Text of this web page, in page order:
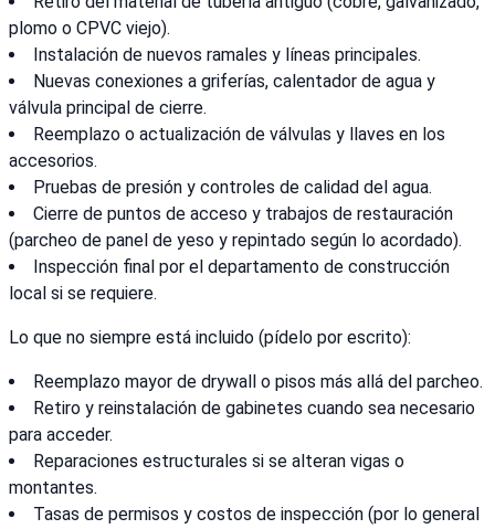
plomo o CPVC viejo).
Instalación de nuevos ramales y líneas principales.
Nuevas conexiones a griferías, calentador de agua y
válvula principal de cierre.
Reemplazo o actualización de válvulas y llaves en los
accesorios.
Pruebas de presión y controles de calidad del agua.
Cierre de puntos de acceso y trabajos de restauración
(parcheo de panel de yeso y repintado según lo acordado).
Inspección final por el departamento de construcción
local si se requiere.
Lo que no siempre está incluido (pídelo por escrito):
Reemplazo mayor de drywall o pisos más allá del parcheo.
Retiro y reinstalación de gabinetes cuando sea necesario
para acceder.
Reparaciones estructurales si se alteran vigas o
montantes.
Tasas de permisos y costos de inspección (por lo general